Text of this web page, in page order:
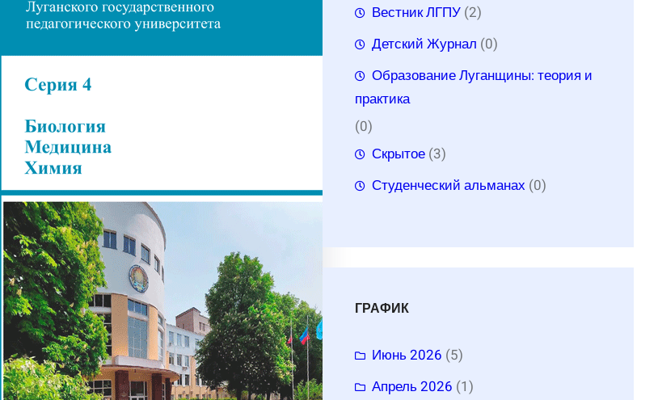
Вестник ЛГПУ(2)
Детский Журнал (0)
Образование Луганщины: теория и
практика
(0)
Скрытое(3)
Студенческий альманах (0)
ГРАФИК
Июнь 2026 (5)
Апрель 2026 (1)